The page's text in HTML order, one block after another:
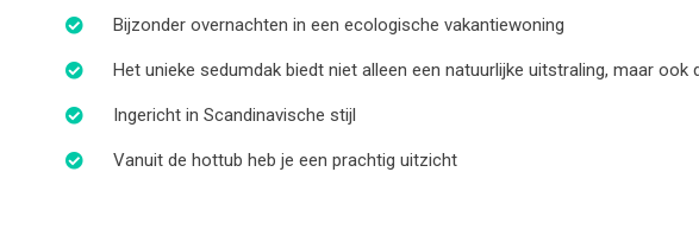
Bijzonder overnachten in een ecologische vakantiewoning
Het unieke sedumdak biedt niet alleen een natuurlijke uitstraling, maar ook
Ingericht in Scandinavische stijl
Vanuit de hottub heb je een prachtig uitzicht